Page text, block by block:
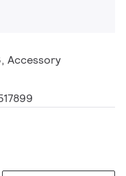
Accessory